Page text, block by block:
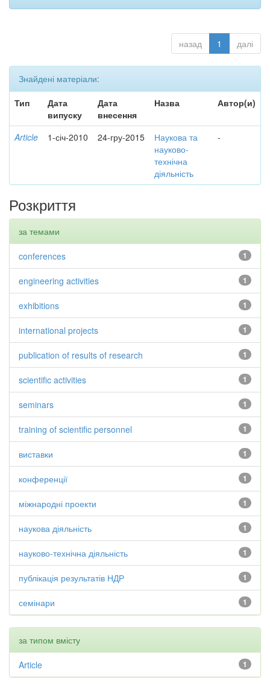
назад 1 далі
Знайдені матеріали:
Тип
Дата
випуску
Дата
внесення
Назва Автор(и)
Article 1-січ-2010 24-гру-2015
Наукова та
науково-
технічна
діяльність
-
Розкриття
за темами
1
conferences
1
engineering activities
1
exhibitions
1
international projects
1
publication of results of research
1
scientific activities
1
seminars
1
training of scientific personnel
1
виставки
1
конференції
1
міжнародні проекти
1
наукова діяльність
1
науково-технічна діяльність
1
публікація результатів НДР
1
семінари
за типом вмісту
1
Article